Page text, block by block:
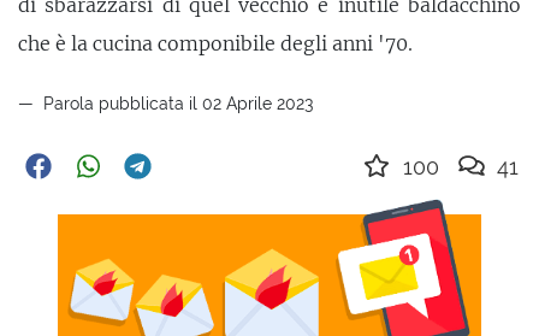
di sbarazzarsi di quel vecchio e inutile baldacchino
che è la cucina componibile degli anni '70.
Parola pubblicata il 02 Aprile 2023
100 41